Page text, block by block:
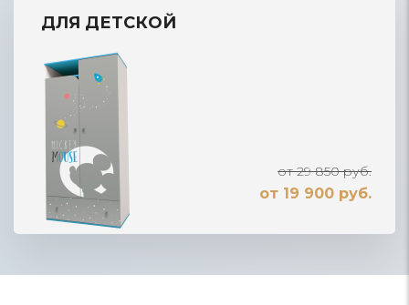
ДЛЯ ДЕТСКОЙ
от 29 850 руб.
от 19 900 руб.